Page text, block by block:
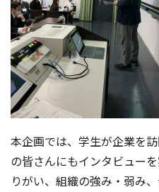
本企画では、学生が企業を
の皆さんにもインタビュー
りがい、組織の強み・弱み